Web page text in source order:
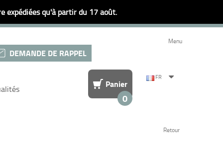
expédiées qu'à partir du 17 août.
DEMANDE DE RAPPEL
Panier
0
FR
Menu
Retour